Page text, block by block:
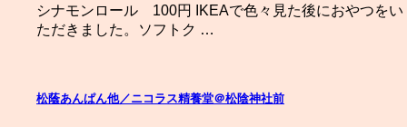
シナモンロール 100円 IKEAで色々見た後におやつをい
ただきました。ソフトク …
松蔭あんぱん他／ニコラス精養堂＠松陰神社前